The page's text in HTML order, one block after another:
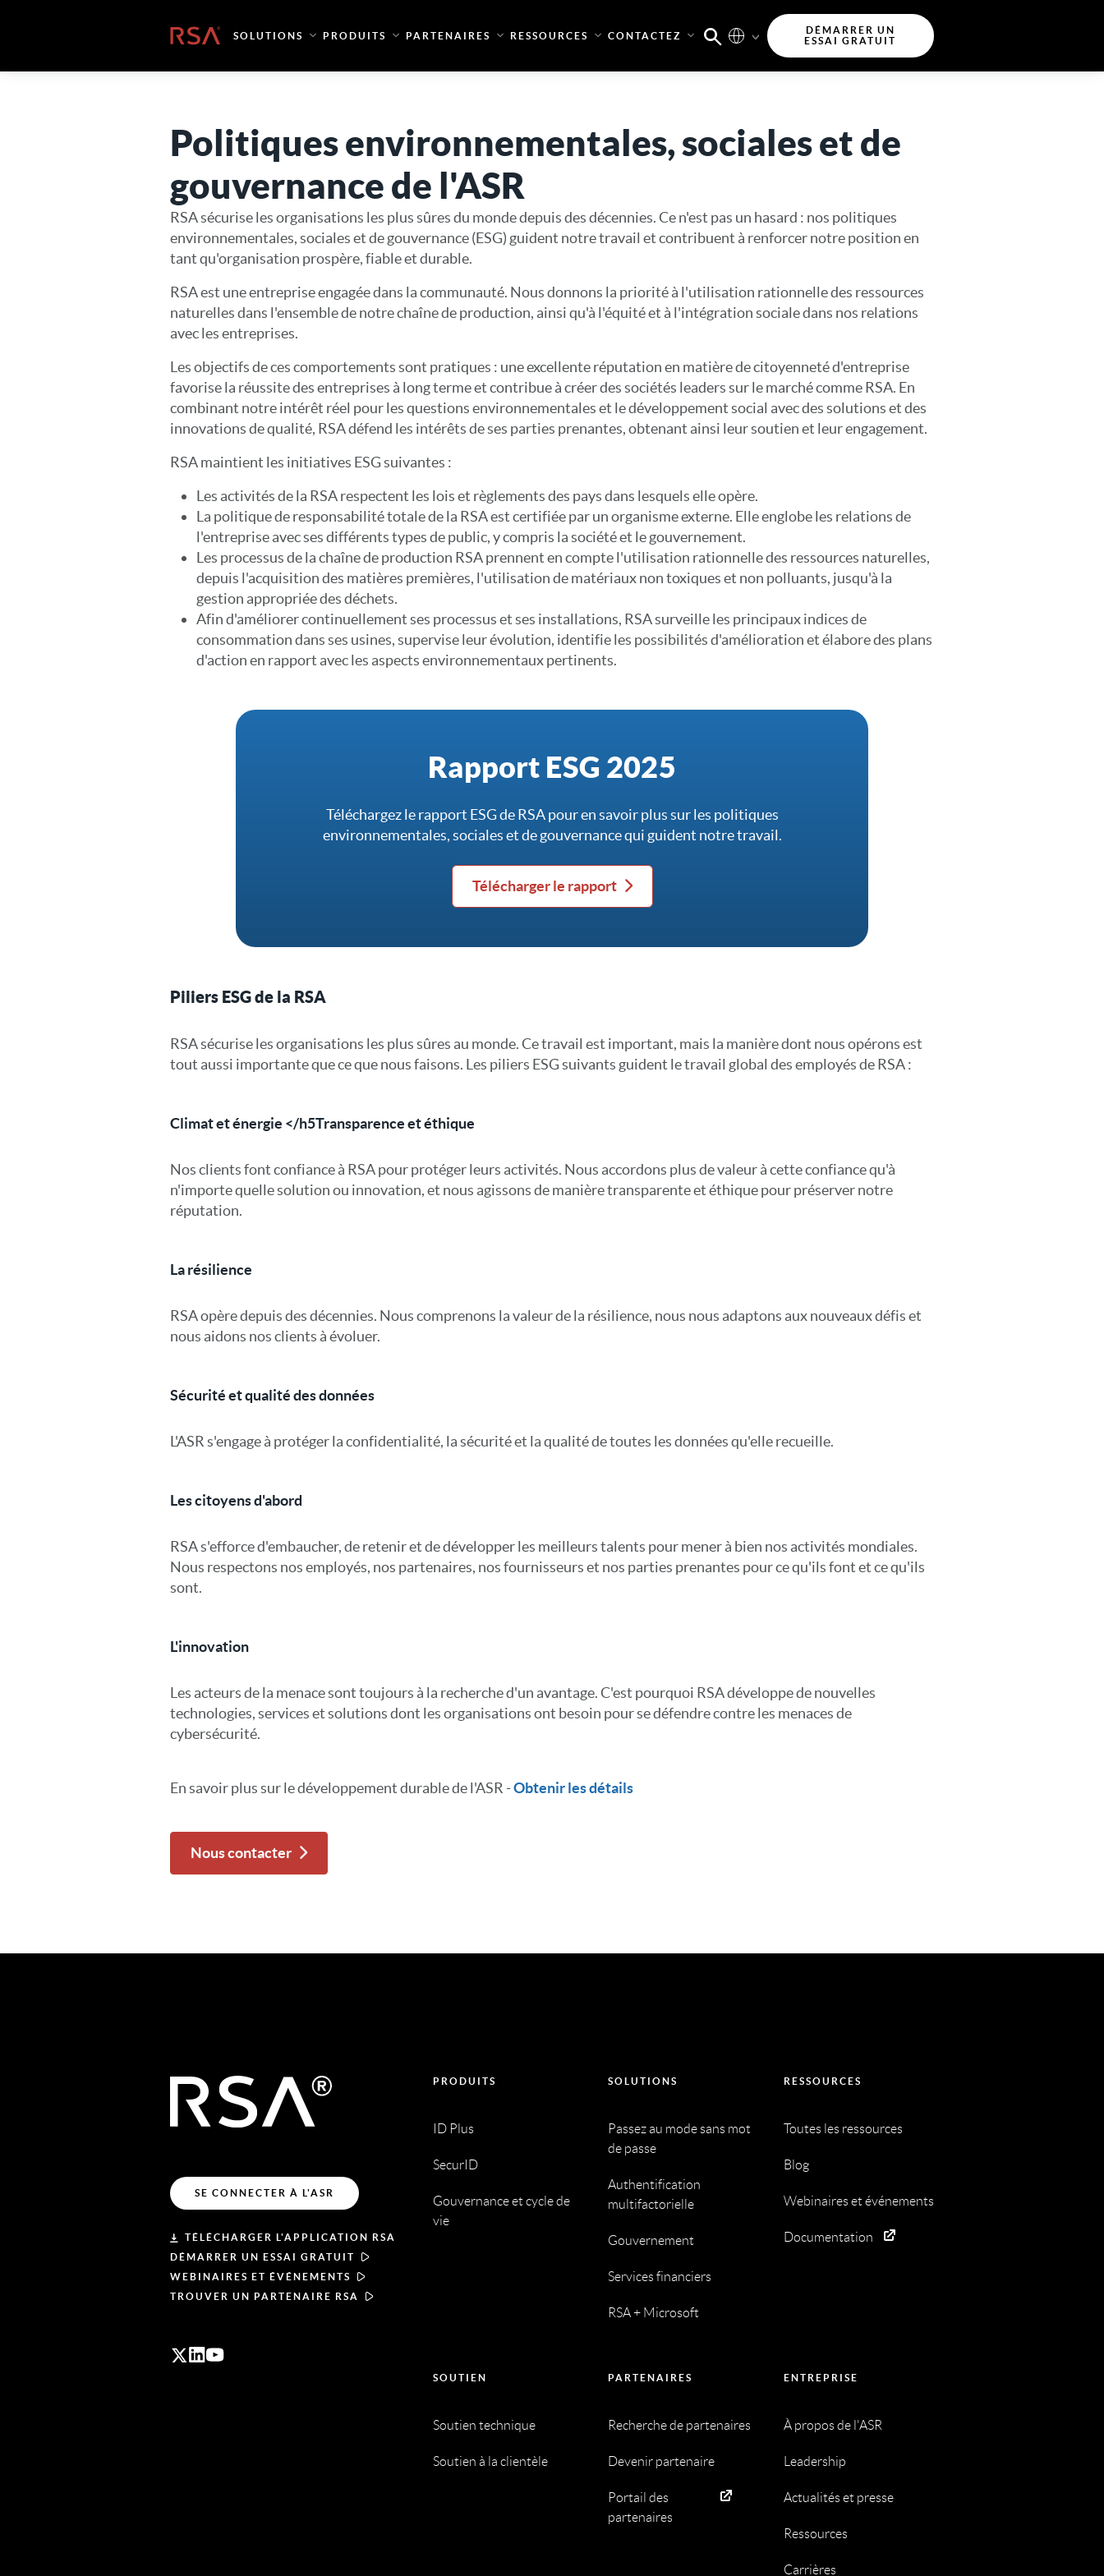
Accueil SOLUTIONS PRODUITS PARTENAIRES RESSOURCES CONTACTEZ
DÉMARRER UN
ESSAI GRATUIT
Politiques environnementales, sociales et de
gouvernance de l'ASR
RSA sécurise les organisations les plus sûres du monde depuis des décennies. Ce n'est pas un hasard : nos politiques
environnementales, sociales et de gouvernance (ESG) guident notre travail et contribuent à renforcer notre position en
tant qu'organisation prospère, fiable et durable.
RSA est une entreprise engagée dans la communauté. Nous donnons la priorité à l'utilisation rationnelle des ressources
naturelles dans l'ensemble de notre chaîne de production, ainsi qu'à l'équité et à l'intégration sociale dans nos relations
avec les entreprises.
Les objectifs de ces comportements sont pratiques : une excellente réputation en matière de citoyenneté d'entreprise
favorise la réussite des entreprises à long terme et contribue à créer des sociétés leaders sur le marché comme RSA. En
combinant notre intérêt réel pour les questions environnementales et le développement social avec des solutions et des
innovations de qualité, RSA défend les intérêts de ses parties prenantes, obtenant ainsi leur soutien et leur engagement.
RSA maintient les initiatives ESG suivantes :
Les activités de la RSA respectent les lois et règlements des pays dans lesquels elle opère.
La politique de responsabilité totale de la RSA est certifiée par un organisme externe. Elle englobe les relations de
l'entreprise avec ses différents types de public, y compris la société et le gouvernement.
Les processus de la chaîne de production RSA prennent en compte l'utilisation rationnelle des ressources naturelles,
depuis l'acquisition des matières premières, l'utilisation de matériaux non toxiques et non polluants, jusqu'à la
gestion appropriée des déchets.
Afin d'améliorer continuellement ses processus et ses installations, RSA surveille les principaux indices de
consommation dans ses usines, supervise leur évolution, identifie les possibilités d'amélioration et élabore des plans
d'action en rapport avec les aspects environnementaux pertinents.
Rapport ESG 2025
Téléchargez le rapport ESG de RSA pour en savoir plus sur les politiques
environnementales, sociales et de gouvernance qui guident notre travail.
Télécharger le rapport
Piliers ESG de la RSA
RSA sécurise les organisations les plus sûres au monde. Ce travail est important, mais la manière dont nous opérons est
tout aussi importante que ce que nous faisons. Les piliers ESG suivants guident le travail global des employés de RSA :
Climat et énergie </h5Transparence et éthique
Nos clients font confiance à RSA pour protéger leurs activités. Nous accordons plus de valeur à cette confiance qu'à
n'importe quelle solution ou innovation, et nous agissons de manière transparente et éthique pour préserver notre
réputation.
La résilience
RSA opère depuis des décennies. Nous comprenons la valeur de la résilience, nous nous adaptons aux nouveaux défis et
nous aidons nos clients à évoluer.
Sécurité et qualité des données
L'ASR s'engage à protéger la confidentialité, la sécurité et la qualité de toutes les données qu'elle recueille.
Les citoyens d'abord
RSA s'efforce d'embaucher, de retenir et de développer les meilleurs talents pour mener à bien nos activités mondiales.
Nous respectons nos employés, nos partenaires, nos fournisseurs et nos parties prenantes pour ce qu'ils font et ce qu'ils
sont.
L'innovation
Les acteurs de la menace sont toujours à la recherche d'un avantage. C'est pourquoi RSA développe de nouvelles
technologies, services et solutions dont les organisations ont besoin pour se défendre contre les menaces de
cybersécurité.
En savoir plus sur le développement durable de l'ASR -Obtenir les détails
Nous contacter
SE CONNECTER À L'ASR
TÉLÉCHARGER L'APPLICATION RSA
DÉMARRER UN ESSAI GRATUIT
WEBINAIRES ET ÉVÉNEMENTS
TROUVER UN PARTENAIRE RSA
PRODUITS
ID Plus
SecurID
Gouvernance et cycle de
vie
SOLUTIONS
Passez au mode sans mot
de passe
Authentification
multifactorielle
Gouvernement
Services financiers
RSA + Microsoft
RESSOURCES
Toutes les ressources
Blog
Webinaires et événements
Documentation
SOUTIEN
Soutien technique
Soutien à la clientèle
PARTENAIRES
Recherche de partenaires
Devenir partenaire
Portail des
partenaires
ENTREPRISE
À propos de l'ASR
Leadership
Actualités et presse
Ressources
Carrières